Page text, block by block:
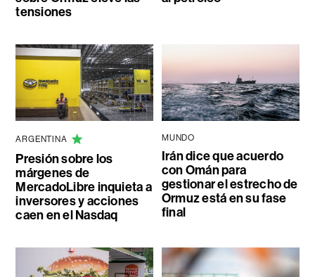
tensiones
ARGENTINA
Presión sobre los
márgenes de
MercadoLibre inquieta a
inversores y acciones
caen en el Nasdaq
MUNDO
Irán dice que acuerdo
con Omán para
gestionar el estrecho de
Ormuz está en su fase
final